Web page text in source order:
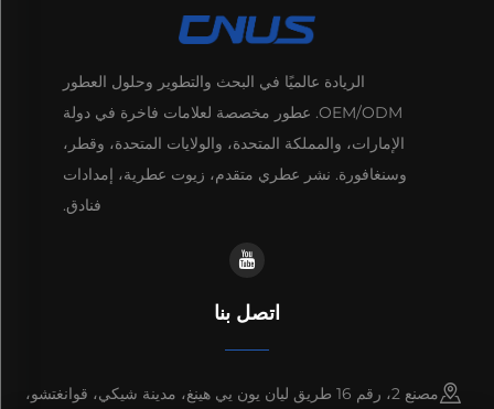
الريادة عالميًا في البحث والتطوير وحلول العطور
OEM/ODM. عطور مخصصة لعلامات فاخرة في دولة
الإمارات، والمملكة المتحدة، والولايات المتحدة، وقطر،
وسنغافورة. نشر عطري متقدم، زيوت عطرية، إمدادات
فنادق.
اتصل بنا
مصنع 2، رقم 16 طريق ليان يون يي هينغ، مدينة شيكي، قوانغتشو،